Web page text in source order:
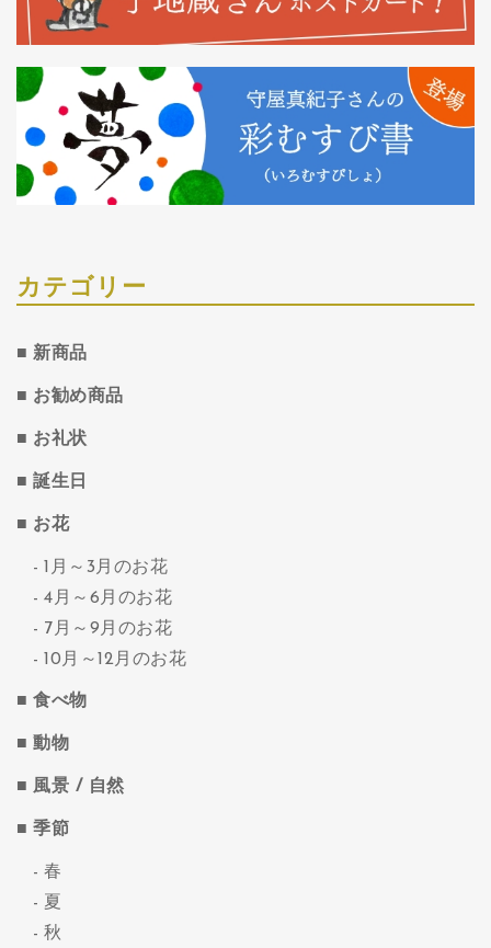
カテゴリー
新商品
お勧め商品
お礼状
誕生日
お花
1月～3月のお花
4月～6月のお花
7月～9月のお花
10月～12月のお花
食べ物
動物
風景 / 自然
季節
春
夏
秋